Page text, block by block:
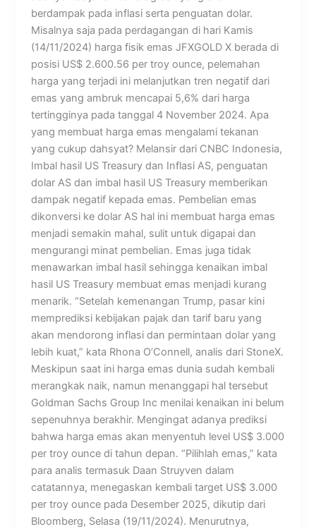
berdampak pada inflasi serta penguatan dolar.
Misalnya saja pada perdagangan di hari Kamis
(14/11/2024) harga fisik emas JFXGOLD X berada di
posisi US$ 2.600.56 per troy ounce, pelemahan
harga yang terjadi ini melanjutkan tren negatif dari
emas yang ambruk mencapai 5,6% dari harga
tertingginya pada tanggal 4 November 2024. Apa
yang membuat harga emas mengalami tekanan
yang cukup dahsyat? Melansir dari CNBC Indonesia,
Imbal hasil US Treasury dan Inflasi AS, penguatan
dolar AS dan imbal hasil US Treasury memberikan
dampak negatif kepada emas. Pembelian emas
dikonversi ke dolar AS hal ini membuat harga emas
menjadi semakin mahal, sulit untuk digapai dan
mengurangi minat pembelian. Emas juga tidak
menawarkan imbal hasil sehingga kenaikan imbal
hasil US Treasury membuat emas menjadi kurang
menarik. “Setelah kemenangan Trump, pasar kini
memprediksi kebijakan pajak dan tarif baru yang
akan mendorong inflasi dan permintaan dolar yang
lebih kuat,” kata Rhona O’Connell, analis dari StoneX.
Meskipun saat ini harga emas dunia sudah kembali
merangkak naik, namun menanggapi hal tersebut
Goldman Sachs Group Inc menilai kenaikan ini belum
sepenuhnya berakhir. Mengingat adanya prediksi
bahwa harga emas akan menyentuh level US$ 3.000
per troy ounce di tahun depan. “Pilihlah emas,” kata
para analis termasuk Daan Struyven dalam
catatannya, menegaskan kembali target US$ 3.000
per troy ounce pada Desember 2025, dikutip dari
Bloomberg, Selasa (19/11/2024). Menurutnya,